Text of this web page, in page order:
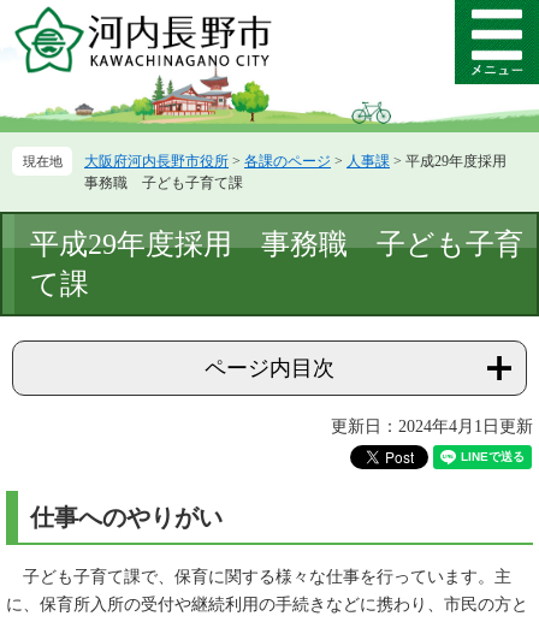
ー
先
ニ
を
て
メ
ニ
ー
大阪府河内長野市役所 > 各課のページ > 人事課 > 平成29年度採用
事務職 子ども子育て課
文
平成29年度採用 事務職 子ども子育
て課
ページ内目次
更新日：2024年4月1日更新
仕事へのやりがい
子ども子育て課で、保育に関する様々な仕事を行っています。主
に、保育所入所の受付や継続利用の手続きなどに携わり、市民の方と